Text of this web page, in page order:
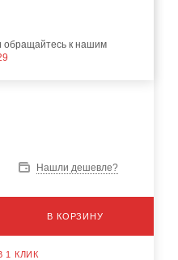
обращайтесь к нашим
Нашли дешевле?
В КОРЗИНУ
1 КЛИК